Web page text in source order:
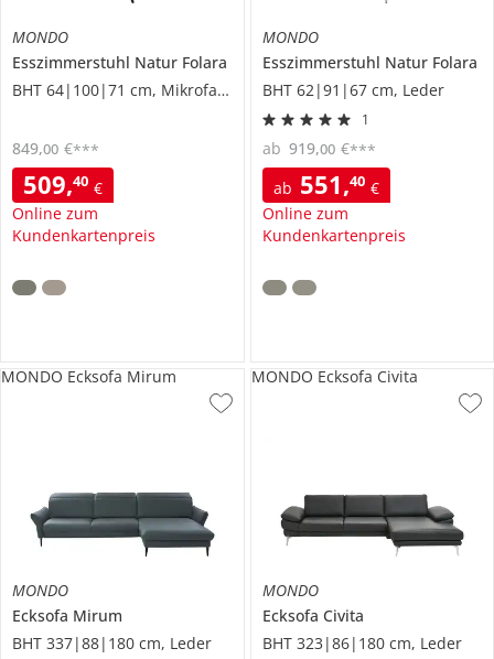
MONDO
Esszimmerstuhl Natur Folara
BHT 64|100|71 cm, Mikrofaser
509,40 €
Online zum
Kundenkartenpreis
849,00 €***
MONDO
Esszimmerstuhl Natur Folara
BHT 62|91|67 cm, Leder
1
ab 551,40 €
Online zum
Kundenkartenpreis
ab 919,00 €***
MONDO
Ecksofa Mirum
BHT 337|88|180 cm, Leder
MONDO Ecksofa Mirum
MONDO
Ecksofa Civita
BHT 323|86|180 cm, Leder
MONDO Ecksofa Civita